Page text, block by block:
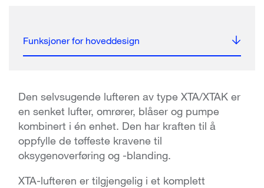
Funksjoner for hoveddesign
Den selvsugende lufteren av type XTA/XTAK er
en senket lufter, omrører, blåser og pumpe
kombinert i én enhet. Den har kraften til å
oppfylle de tøffeste kravene til
oksygenoverføring og -blanding.
XTA-lufteren er tilgjengelig i et komplett